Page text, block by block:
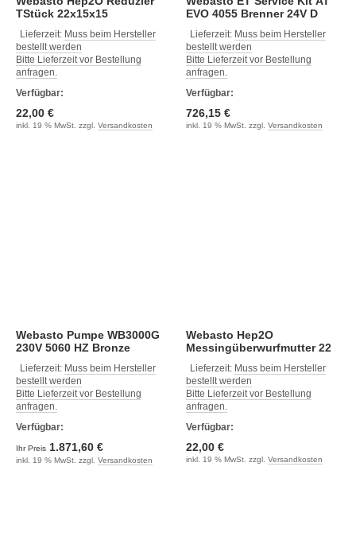
TStück 22x15x15
Lieferzeit: Muss beim Hersteller
bestellt werden
Bitte Lieferzeit vor Bestellung
anfragen.
Verfügbar:
22,00 €
inkl. 19 % MwSt. zzgl. Versandkosten
EVO 4055 Brenner 24V D
Lieferzeit: Muss beim Hersteller
bestellt werden
Bitte Lieferzeit vor Bestellung
anfragen.
Verfügbar:
726,15 €
inkl. 19 % MwSt. zzgl. Versandkosten
Webasto Pumpe WB3000G
230V 5060 HZ Bronze
Lieferzeit: Muss beim Hersteller
bestellt werden
Bitte Lieferzeit vor Bestellung
anfragen.
Verfügbar:
Ihr Preis 1.871,60 €
inkl. 19 % MwSt. zzgl. Versandkosten
Webasto Hep2O
Messingüberwurfmutter 22
Lieferzeit: Muss beim Hersteller
bestellt werden
Bitte Lieferzeit vor Bestellung
anfragen.
Verfügbar:
22,00 €
inkl. 19 % MwSt. zzgl. Versandkosten